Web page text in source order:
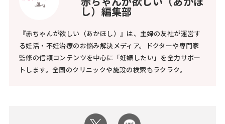
し）編集部
『赤ちゃんが欲しい（あかほし）』は、主婦の友社が運営す
る妊活・不妊治療のお悩み解決メディア。ドクターや専門家
監修の信頼コンテンツを中心に「妊娠したい」を全力サポー
トします。全国のクリニックや施設の検索もラクラク。